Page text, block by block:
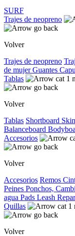
SURF
Trajes de neopreno
Volver
Trajes de neopreno
de mujerGuantes
Tablas
Volver
Tablas Shortboard
Balanceboard
Accesorios
Volver
Accesorios Remos
Peines Ponchos,
agua Pads Leash
Quillas
Volver